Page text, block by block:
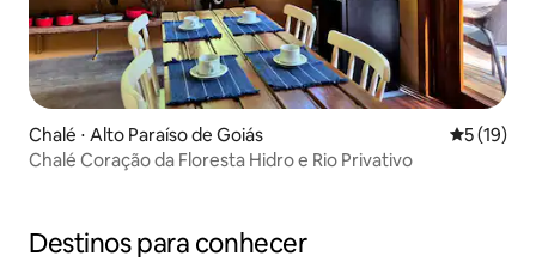
Chalé ⋅ Alto Paraíso de Goiás 5 de uma
5 (19)
Chalé Coração da Floresta Hidro e Rio Privativo
Destinos para conhecer